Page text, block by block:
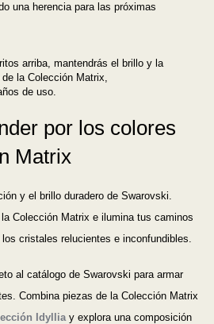
una herencia para las próximas
arriba, mantendrás el brillo y la
la Colección Matrix,
de uso.
por los colores
Matrix
y el brillo duradero de Swarovski.
Colección Matrix e ilumina tus caminos
cristales relucientes e inconfundibles.
al catálogo de Swarovski para armar
Combina piezas de la Colección Matrix
Idyllia y explora una composición